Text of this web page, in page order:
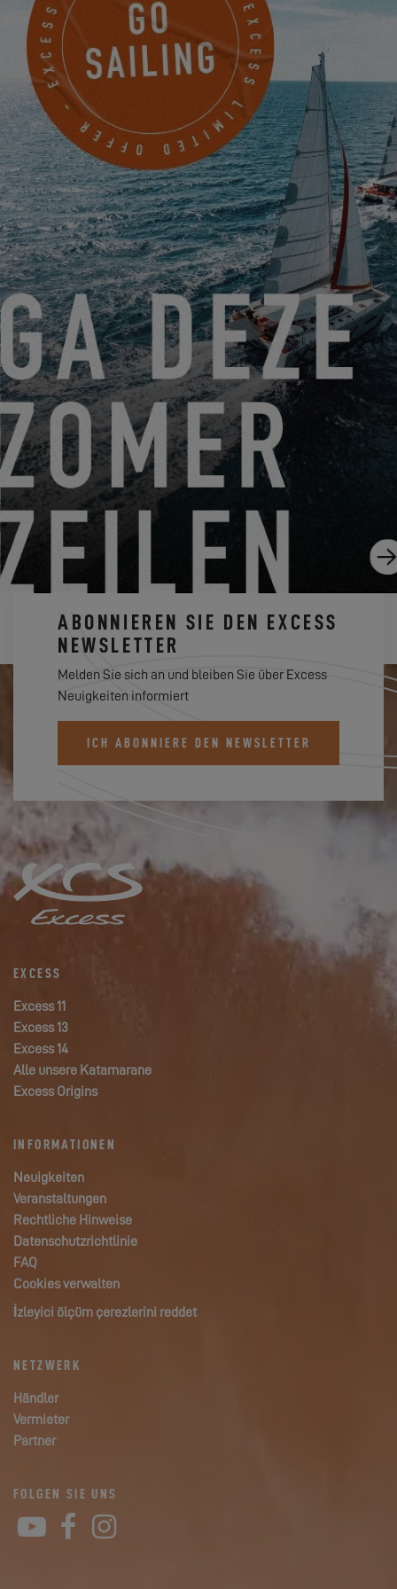
bald neue Eignertreffen statt!
LETZTE ETAPPE DER EXCESS TOUR!
26.06.23
UND WELCHER TYP VON EXCESS SEGLER SIND SIE?
30.05.23
ABONNIEREN SIE DEN EXCESS
NEWSLETTER
Melden Sie sich an und bleiben Sie über Excess
Neuigkeiten informiert
ICH ABONNIERE DEN NEWSLETTER
EXCESS
Excess 11
Excess 13
Excess 14
Alle unsere Katamarane
Excess Origins
INFORMATIONEN
Neuigkeiten
Veranstaltungen
Rechtliche Hinweise
Datenschutzrichtlinie
FAQ
Cookies verwalten
İzleyici ölçüm çerezlerini reddet
NETZWERK
Händler
Vermieter
Partner
FOLGEN SIE UNS
YouTube
Facebook
Instagram